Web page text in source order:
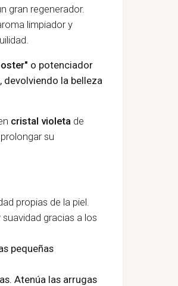
gran regenerador.
limpiador y
o potenciador
la belleza
cristal violeta de
su
propias de la piel.
gracias a los
pequeñas
Atenúa las arrugas